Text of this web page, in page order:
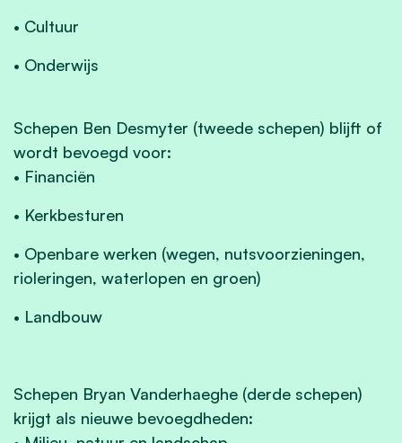
• Cultuur
• Onderwijs
Schepen Ben Desmyter (tweede schepen) blijft of
wordt bevoegd voor:
• Financiën
• Kerkbesturen
• Openbare werken (wegen, nutsvoorzieningen,
rioleringen, waterlopen en groen)
• Landbouw
Schepen Bryan Vanderhaeghe (derde schepen)
krijgt als nieuwe bevoegdheden: